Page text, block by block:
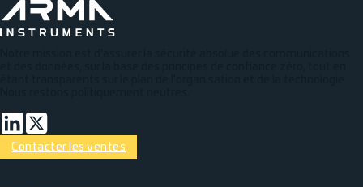
Se connecter via LinkedIn
Volg op Twitter
Contacter les ventes